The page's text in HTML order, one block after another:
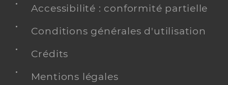
Accessibilité : conformité partielle
Conditions générales d'utilisation
Crédits
Mentions légales